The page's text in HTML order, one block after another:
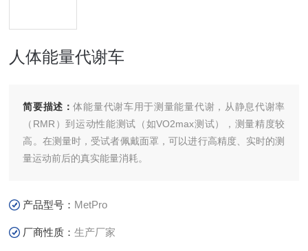
人体能量代谢车
简要描述：体能量代谢车用于测量能量代谢，从静息代谢率
（RMR）到运动性能测试（如VO2max测试），测量精度较
高。在测量时，受试者佩戴面罩，可以进行高精度、实时的测
量运动前后的真实能量消耗。
产品型号： MetPro
厂商性质：生产厂家